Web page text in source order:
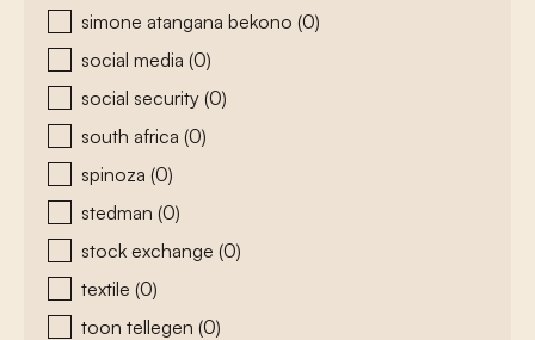
simone atangana bekono (0)
social media (0)
social security (0)
south africa (0)
spinoza (0)
stedman (0)
stock exchange (0)
textile (0)
toon tellegen (0)